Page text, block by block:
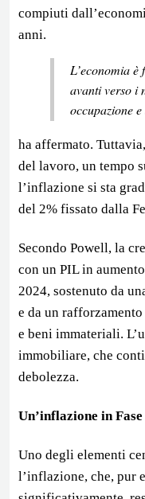
compiuti
anni.
L’economia
avanti verso i
occupazione
ha affermato.
del lavoro, un tempo
l’inflazione si sta
del 2% fissato dalla
Secondo Powell, la
con un PIL in
2024, sostenuto da
e da un
e beni immateriali.
immobiliare, che
debolezza.
Un’inflazione in
Uno degli elementi
l’inflazione, che, pur